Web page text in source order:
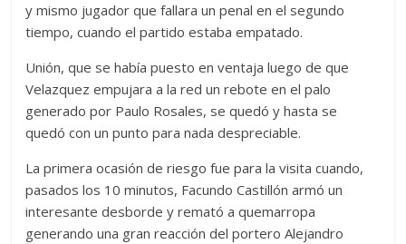
y mismo jugador que fallara un penal en el segundo
tiempo, cuando el partido estaba empatado.
Unión, que se había puesto en ventaja luego de que
Velazquez empujara a la red un rebote en el palo
generado por Paulo Rosales, se quedó y hasta se
quedó con un punto para nada despreciable.
La primera ocasión de riesgo fue para la visita cuando,
pasados los 10 minutos, Facundo Castillón armó un
interesante desborde y remató a quemarropa
generando una gran reacción del portero Alejandro